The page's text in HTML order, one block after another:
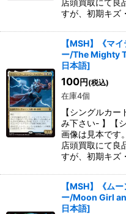
店頭買取にて良
すが、初期キズ
【MSH】《マ
ー/The Mighty
日本語]
100円 (税込)
在庫4個
【シングルカ
み下さい- 】【
画像は見本です
店頭買取にて良
すが、初期キズ
【MSH】《ム
ー/Moon Girl
日本語]